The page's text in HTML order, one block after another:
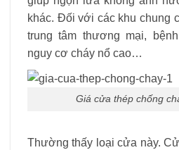
khác. Đối với các khu chung
trung tâm thương mại,
nguy cơ cháy nổ cao…
Giá cửa thép chống
Thường thấy loại cửa này.